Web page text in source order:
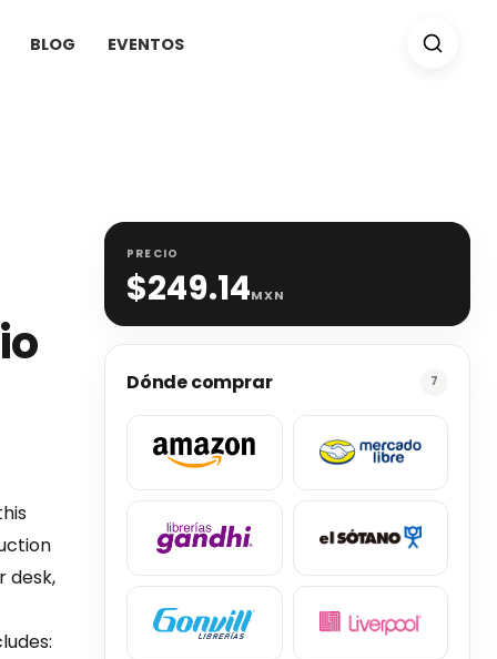
BLOG EVENTOS
desk,
PRECIO
$249.14MXN
Dónde comprar 7